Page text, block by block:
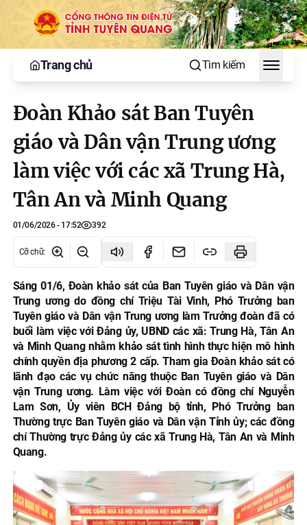
Trang chủ Tìm kiếm
Toggle
Đoàn Khảo sát Ban Tuyên
giáo và Dân vận Trung ương
làm việc với các xã Trung Hà,
Tân An và Minh Quang
01/06/2026 - 17:52 392
Cỡ chữ:
Sáng 01/6, Đoàn khảo sát của Ban Tuyên giáo và Dân vận
Trung ương do đồng chí Triệu Tài Vinh, Phó Trưởng ban
Tuyên giáo và Dân vận Trung ương làm Trưởng đoàn đã có
buổi làm việc với Đảng ủy, UBND các xã: Trung Hà, Tân An
và Minh Quang nhằm khảo sát tình hình thực hiện mô hình
chính quyền địa phương 2 cấp. Tham gia Đoàn khảo sát có
lãnh đạo các vụ chức năng thuộc Ban Tuyên giáo và Dân
vận Trung ương. Làm việc với Đoàn có đồng chí Nguyễn
Lam Sơn, Ủy viên BCH Đảng bộ tỉnh, Phó Trưởng ban
Thường trực Ban Tuyên giáo và Dân vận Tỉnh ủy; các đồng
chí Thường trực Đảng ủy các xã Trung Hà, Tân An và Minh
Quang.